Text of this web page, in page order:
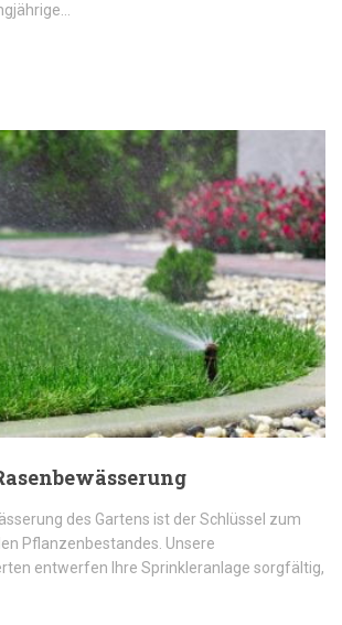
des Gartens ist der Schlüssel zum
Pflanzenbestandes. Unsere
entwerfen Ihre Sprinkleranlage sorgfältig,